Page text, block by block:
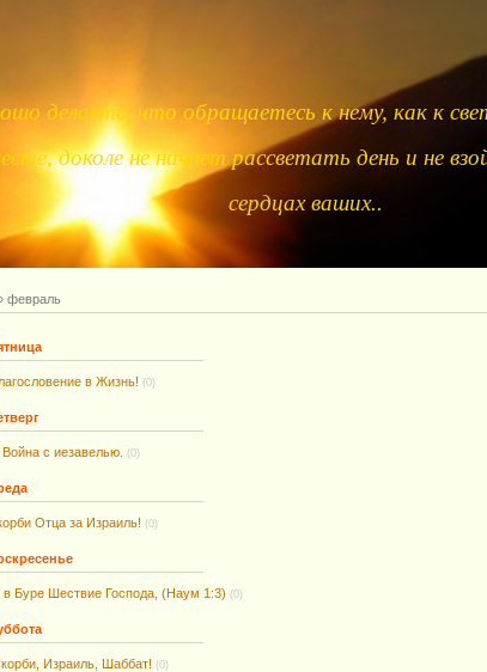
делаете, что обращаетесь к нему, как к
доколе не начнет рассветать день и не
сердцах ваших..
февраль
в Жизнь! (0)
с иезавелью. (0)
Отца за Израиль! (0)
в Буре Шествие Господа, (Наум 1:3) (0)
Израиль, Шаббат! (0)